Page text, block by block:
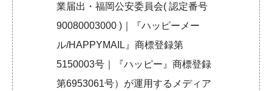
業届出・福岡公安委員会( 認定番号
90080003000 )｜『ハッピーメー
ル/HAPPYMAIL』商標登録第
5150003号｜『ハッピー』商標登録
第6953061号）が運用するメディア